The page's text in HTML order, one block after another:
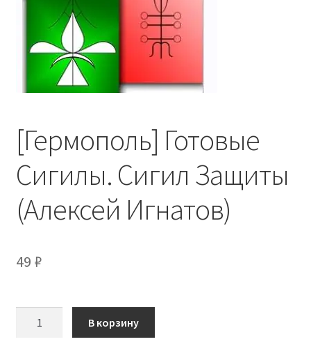
[Гермополь] Готовые
Сигилы. Сигил Защиты
(Алексей Игнатов)
49 ₽
В корзину